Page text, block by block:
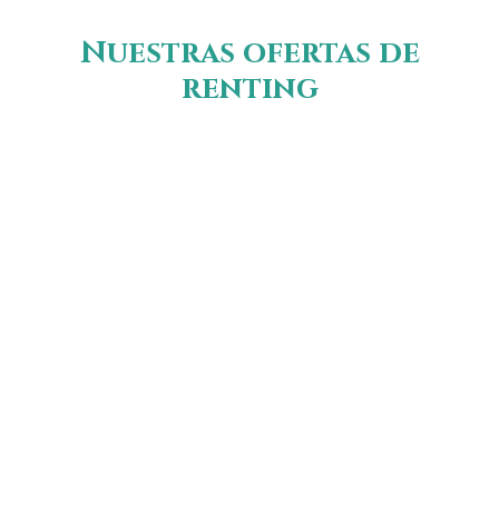
Nuestras ofertas de
renting